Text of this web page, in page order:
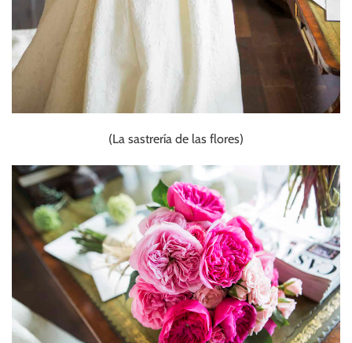
(La sastrería de las flores)